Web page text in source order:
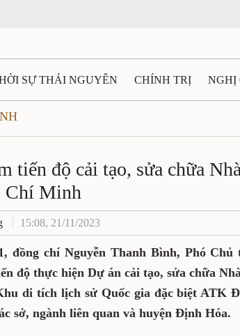
SỰ THÁI NGUYÊN CHÍNH TRỊ NGHỊ
QUỐC TẾ TÀI NGUYÊN - MÔI
MỚI
tiến độ cải tạo, sửa chữa
Chí Minh
15:08, 21/11/2023
đồng chí Nguyễn Thanh Bình, Phó
độ thực hiện Dự án cải tạo, sửa chữa
di tích lịch sử Quốc gia đặc biệt ATK
sở, ngành liên quan và huyện Định Hóa.